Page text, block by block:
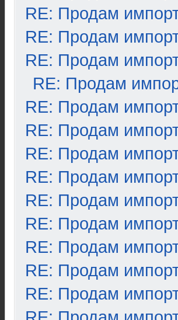
RE: Продам
RE: Продам
RE: Продам
RE: Продам
RE: Продам
RE: Продам
RE: Продам
RE: Продам
RE: Продам
RE: Продам
RE: Продам
RE: Продам
RE: Продам